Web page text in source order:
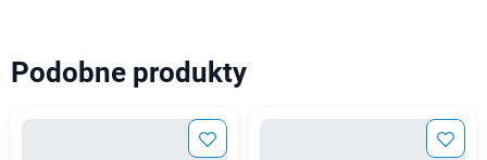
Podobne produkty